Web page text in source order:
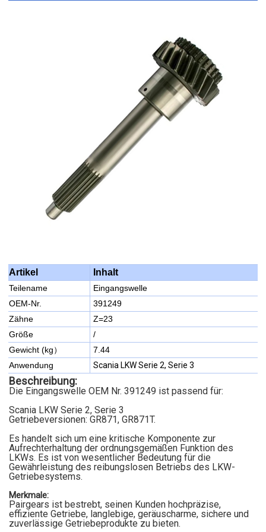
Artikel Inhalt
Teilename
Eingangswelle
OEM-Nr.
391249
Zähne
Z=23
Größe
/
Gewicht (kg）
7.44
Anwendung
Scania LKW Serie 2, Serie 3
Beschreibung:
Die Eingangswelle OEM Nr. 391249 ist passend für:
Scania LKW Serie 2, Serie 3
Getriebeversionen: GR871, GR871T.
Es handelt sich um eine kritische Komponente zur
Aufrechterhaltung der ordnungsgemäßen Funktion des
LKWs. Es ist von wesentlicher Bedeutung für die
Gewährleistung des reibungslosen Betriebs des LKW-
Getriebesystems.
Merkmale:
Pairgears ist bestrebt, seinen Kunden hochpräzise,
effiziente Getriebe, langlebige, geräuscharme, sichere und
zuverlässige Getriebeprodukte zu bieten.